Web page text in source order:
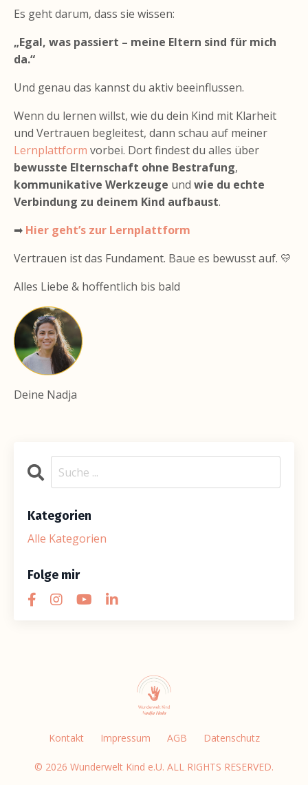
Es geht darum, dass sie wissen:
„Egal, was passiert – meine Eltern sind für mich
da.“
Und genau das kannst du aktiv beeinflussen.
Wenn du lernen willst, wie du dein Kind mit Klarheit
und Vertrauen begleitest, dann schau auf meiner
Lernplattform vorbei. Dort findest du alles über
bewusste Elternschaft ohne Bestrafung,
kommunikative Werkzeuge und wie du echte
Verbindung zu deinem Kind aufbaust.
➡ Hier geht’s zur Lernplattform
Vertrauen ist das Fundament. Baue es bewusst auf. 💛
Alles Liebe & hoffentlich bis bald
Deine Nadja
Kategorien
Alle Kategorien
Folge mir
Kontakt Impressum AGB Datenschutz
© 2026 Wunderwelt Kind e.U. ALL RIGHTS RESERVED.